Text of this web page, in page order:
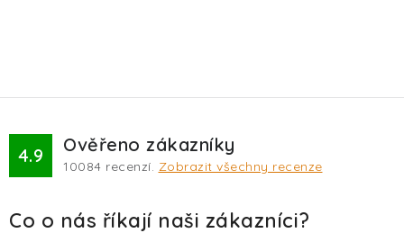
4.9 Ověřeno zákazníky
10084 recenzí. Zobrazit všechny recenze